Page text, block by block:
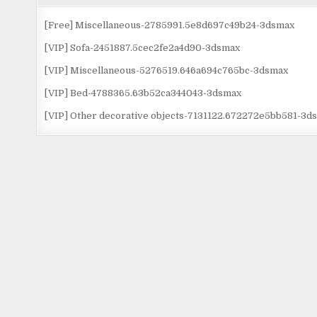
[Free] Miscellaneous-2785991.5e8d697c49b24-3dsmax
[VIP] Sofa-2451887.5cec2fe2a4d90-3dsmax
[VIP] Miscellaneous-5276519.646a694c765bc-3dsmax
[VIP] Bed-4788365.63b52ca344043-3dsmax
[VIP] Other decorative objects-7131122.672272e5bb581-